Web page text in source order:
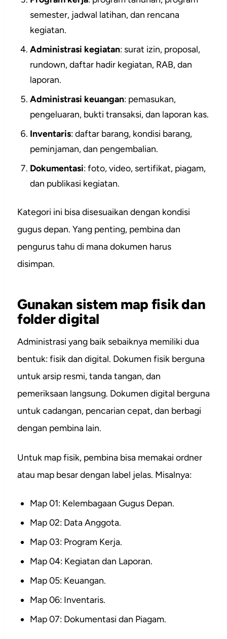
semester, jadwal latihan, dan rencana
kegiatan.
Administrasi kegiatan: surat izin, proposal,
rundown, daftar hadir kegiatan, RAB, dan
laporan.
Administrasi keuangan: pemasukan,
pengeluaran, bukti transaksi, dan laporan kas.
Inventaris: daftar barang, kondisi barang,
peminjaman, dan pengembalian.
Dokumentasi: foto, video, sertifikat, piagam,
dan publikasi kegiatan.
Kategori ini bisa disesuaikan dengan kondisi
gugus depan. Yang penting, pembina dan
pengurus tahu di mana dokumen harus
disimpan.
Gunakan sistem map fisik dan
folder digital
Administrasi yang baik sebaiknya memiliki dua
bentuk: fisik dan digital. Dokumen fisik berguna
untuk arsip resmi, tanda tangan, dan
pemeriksaan langsung. Dokumen digital berguna
untuk cadangan, pencarian cepat, dan berbagi
dengan pembina lain.
Untuk map fisik, pembina bisa memakai ordner
atau map besar dengan label jelas. Misalnya:
Map 01: Kelembagaan Gugus Depan.
Map 02: Data Anggota.
Map 03: Program Kerja.
Map 04: Kegiatan dan Laporan.
Map 05: Keuangan.
Map 06: Inventaris.
Map 07: Dokumentasi dan Piagam.